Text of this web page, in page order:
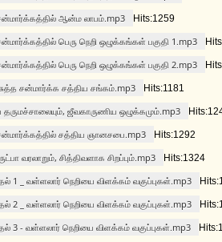
ஆன்ம லாபம்.mp3 Hits:1259
பெரு நெறி ஒழுக்கங்கள் பகுதி 1.mp3
பெரு நெறி ஒழுக்கங்கள் பகுதி 2.mp3
சன்மார்க்க சத்திய சங்கம்.mp3 Hits:1181
தருமச்சாலையும், ஜீவகாருணிய ஒழுக்கமும்.mp3
சத்திய ஞானசபை.mp3 Hits:1292
வரலாறும், சித்திவளாக சிறப்பும்.mp3 Hits:1324
1 _ வள்ளலார் நெறியை விளக்கம் வகுப்புகள்.mp3
2 _ வள்ளலார் நெறியை விளக்கம் வகுப்புகள்.mp3
3 - வள்ளலார் நெறியை விளக்கம் வகுப்புகள்.mp3